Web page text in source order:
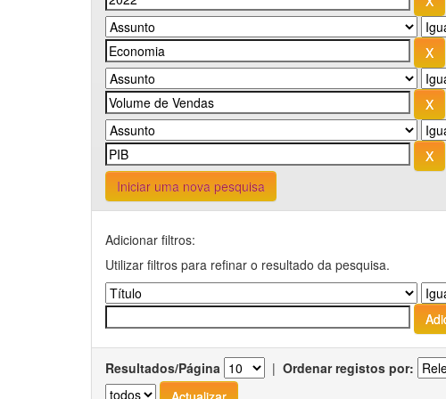
Iniciar uma nova pesquisa
Adicionar filtros:
Utilizar filtros para refinar o resultado da pesquisa.
Resultados/Página | Ordenar registos por: